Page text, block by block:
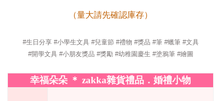
（量大請先確認庫存）
#生日分享 #小學生文具 #兒童節 #禮物 #獎品 #筆 #蠟筆 #文具
#開學文具 #小朋友獎品 #獎勵 #幼稚園慶生 #塗鴉筆 #繪圖
幸福朵朵 ＊ zakka雜貨禮品．婚禮小物